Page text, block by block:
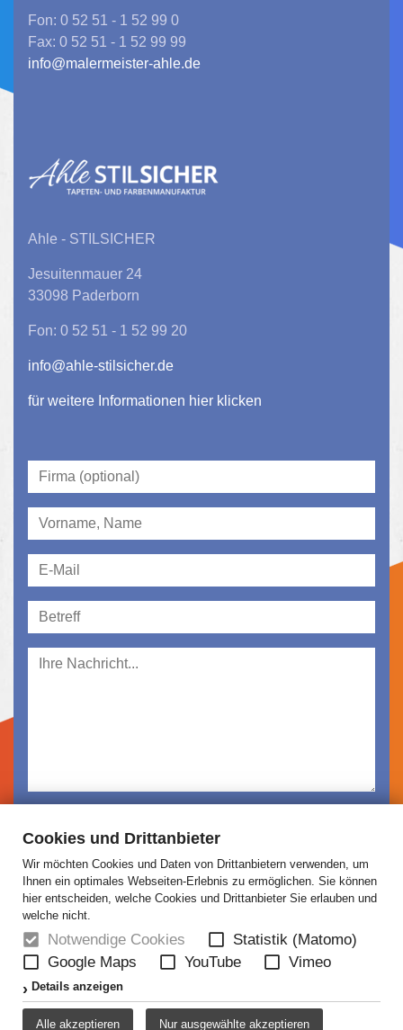
Cookies und Drittanbieter
Wir möchten Cookies und Daten von Drittanbietern verwenden, um
Ihnen ein optimales Webseiten-Erlebnis zu ermöglichen. Sie können
hier entscheiden, welche Cookies und Drittanbieter Sie erlauben und
welche nicht.
Notwendige Cookies
Statistik (Matomo)
Google Maps
YouTube Vimeo
Details anzeigen
Alle akzeptieren Nur ausgewählte akzeptieren
Fon: 0 52 51 - 1 52 99 0
Fax: 0 52 51 - 1 52 99 99
info@malermeister-ahle.de
Ahle - STILSICHER
Jesuitenmauer 24
33098 Paderborn
Fon: 0 52 51 - 1 52 99 20
info@ahle-stilsicher.de
für weitere Informationen hier klicken
akzeptiert.
Absenden
HOME
KONTAKT
AGB DATENSCHUTZ